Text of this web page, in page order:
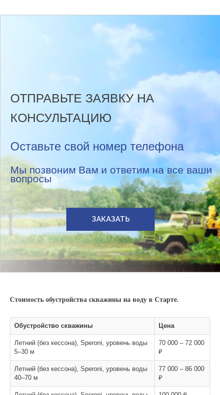
ОТПРАВЬТЕ ЗАЯВКУ НА
КОНСУЛЬТАЦИЮ
Оставьте свой номер телефона
Мы позвоним Вам и ответим на все ваши
вопросы
ЗАКАЗАТЬ
Стоимость обустройства скважины на воду в Старте.
Обустройство скважины Цена
Летний (без кессона), Speroni, уровень воды
5–30 м
70 000 – 72 000
₽
Летний (без кессона), Speroni, уровень воды
40–70 м
77 000 – 86 000
₽